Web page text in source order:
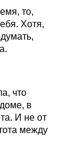
то,
Хотя,
что
в
И не от
между